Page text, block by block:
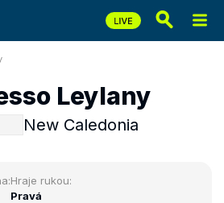
Leylany
New Caledonia
Hraje rukou:
Pravá